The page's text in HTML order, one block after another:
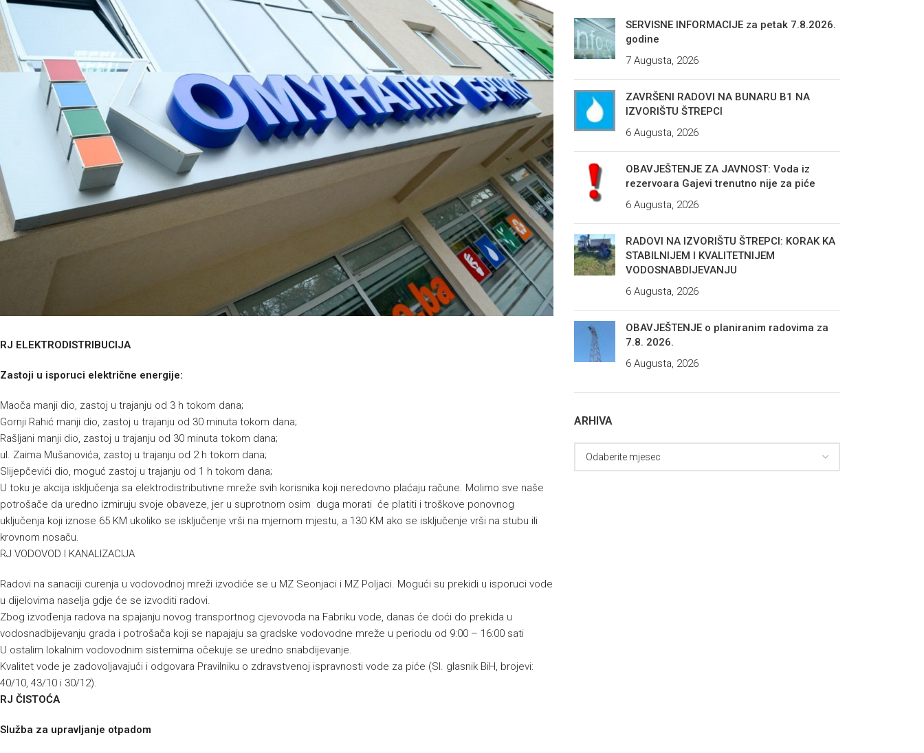
RJ ELEKTRODISTRIBUCIJA
Zastoji u isporuci električne energije:
Maoča manji dio, zastoj u trajanju od 3 h tokom dana;
Gornji Rahić manji dio, zastoj u trajanju od 30 minuta tokom dana;
Rašljani manji dio, zastoj u trajanju od 30 minuta tokom dana;
ul. Zaima Mušanovića, zastoj u trajanju od 2 h tokom dana;
Slijepčevići dio, moguć zastoj u trajanju od 1 h tokom dana;
U toku je akcija isključenja sa elektrodistributivne mreže svih korisnika koji neredovno plaćaju račune. Molimo sve naše
potrošače da uredno izmiruju svoje obaveze, jer u suprotnom osim duga morati će platiti i troškove ponovnog
uključenja koji iznose 65 KM ukoliko se isključenje vrši na mjernom mjestu, a 130 KM ako se isključenje vrši na stubu ili
krovnom nosaču.
RJ VODOVOD I KANALIZACIJA
Radovi na sanaciji curenja u vodovodnoj mreži izvodiće se u MZ Seonjaci i MZ Poljaci. Mogući su prekidi u isporuci vode
u dijelovima naselja gdje će se izvoditi radovi.
Zbog izvođenja radova na spajanju novog transportnog cjevovoda na Fabriku vode, danas će doći do prekida u
vodosnadbijevanju grada i potrošača koji se napajaju sa gradske vodovodne mreže u periodu od 9:00 – 16:00 sati
U ostalim lokalnim vodovodnim sistemima očekuje se uredno snabdijevanje.
Kvalitet vode je zadovoljavajući i odgovara Pravilniku o zdravstvenoj ispravnosti vode za piće (Sl. glasnik BiH, brojevi:
40/10, 43/10 i 30/12).
RJ ČISTOĆA
Služba za upravljanje otpadom
SERVISNE INFORMACIJE za petak 7.8.2026.
godine
7 Augusta, 2026
ZAVRŠENI RADOVI NA BUNARU B1 NA
IZVORIŠTU ŠTREPCI
6 Augusta, 2026
OBAVJEŠTENJE ZA JAVNOST: Voda iz
rezervoara Gajevi trenutno nije za piće
6 Augusta, 2026
RADOVI NA IZVORIŠTU ŠTREPCI: KORAK KA
STABILNIJEM I KVALITETNIJEM
VODOSNABDIJEVANJU
6 Augusta, 2026
OBAVJEŠTENJE o planiranim radovima za
7.8. 2026.
6 Augusta, 2026
ARHIVA